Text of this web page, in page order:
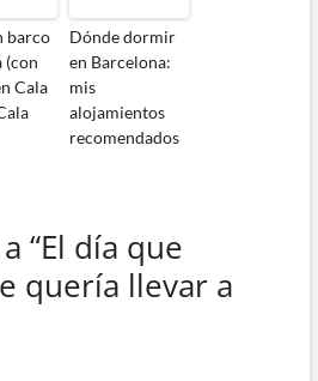
barco
(con
Cala
Dónde dormir
en Barcelona:
mis
alojamientos
recomendados
“El día que
quería llevar a